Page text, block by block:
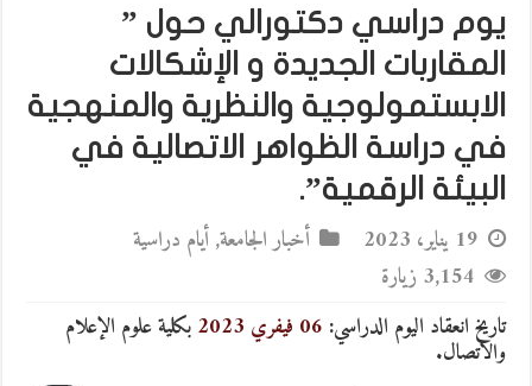
يوم دراسي دكتورالي حول ”
المقاربات الجديدة و الإشكالات
الابستمولوجية والنظرية والمنهجية
في دراسة الظواهر الاتصالية في
البيئة الرقمية”.
19 يناير، 2023 أخبار الجامعة, أيام دراسية
3,154 زيارة
تاريخ انعقاد اليوم الدراسي: 06 فيفري 2023 بكلية علوم الإعلام
والاتصال.